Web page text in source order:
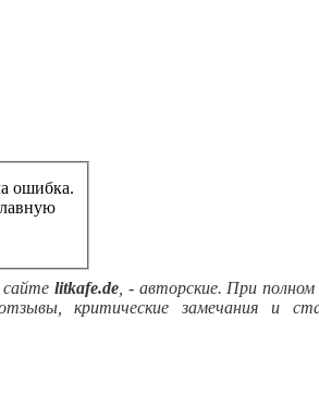
ошибка.
на главную
сайтеlitkafe.de , - авторские. При
критические замечания и